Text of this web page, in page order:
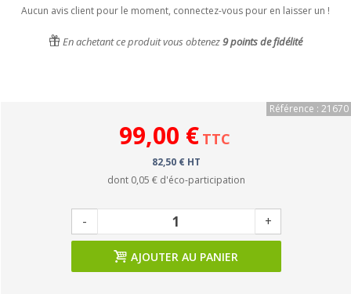
Aucun avis client pour le moment, connectez-vous pour en laisser un !
En achetant ce produit vous obtenez9points de fidélité
Référence : 21670
99,00 € TTC
82,50 € HT
dont 0,05 € d'éco-participation
- +
AJOUTER AU PANIER